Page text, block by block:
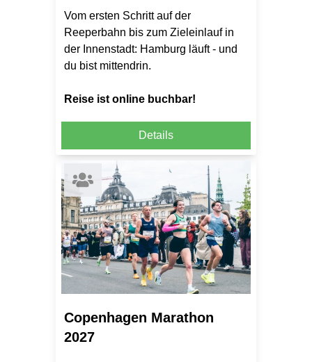
Vom ersten Schritt auf der
Reeperbahn bis zum Zieleinlauf in
der Innenstadt: Hamburg läuft - und
du bist mittendrin.
Reise ist online buchbar!
Details
Copenhagen Marathon
2027